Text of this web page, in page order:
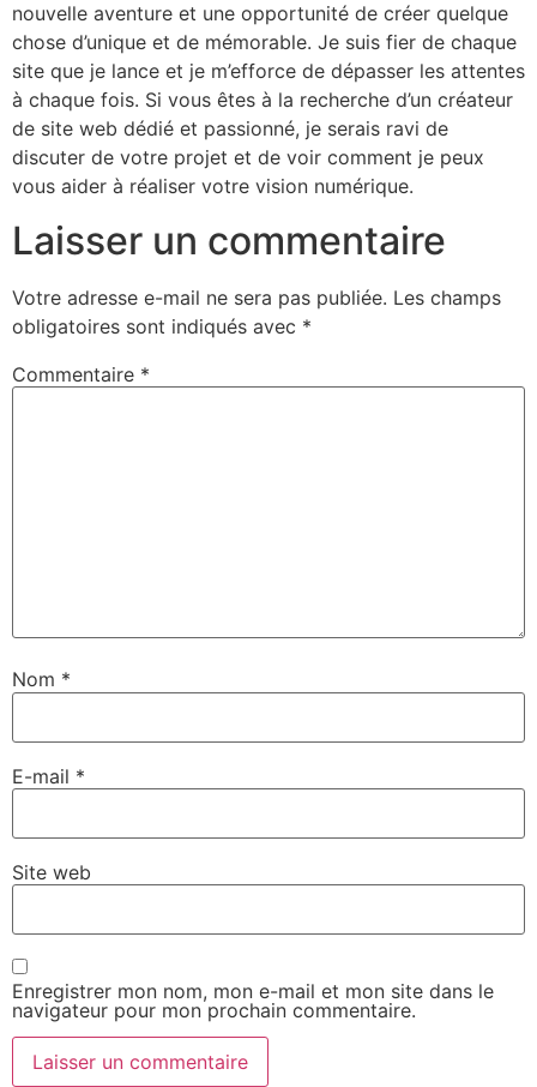
nouvelle aventure et une opportunité de créer quelque
chose d’unique et de mémorable. Je suis fier de chaque
site que je lance et je m’efforce de dépasser les attentes
à chaque fois. Si vous êtes à la recherche d’un créateur
de site web dédié et passionné, je serais ravi de
discuter de votre projet et de voir comment je peux
vous aider à réaliser votre vision numérique.
Laisser un commentaire
Votre adresse e-mail ne sera pas publiée. Les champs
obligatoires sont indiqués avec *
Commentaire *
Nom *
E-mail *
Site web
Enregistrer mon nom, mon e-mail et mon site dans le
navigateur pour mon prochain commentaire.